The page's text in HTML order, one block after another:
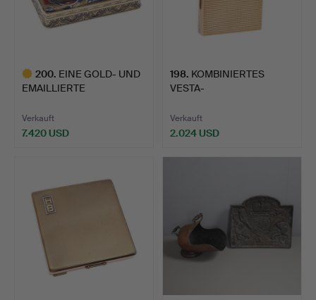
200. EINE GOLD- UND
EMAILLIERTE
Verkauft
7.420 USD
198. KOMBINIERTES
VESTA-
ER …
Verkauft
2.024 USD